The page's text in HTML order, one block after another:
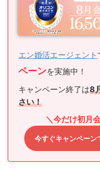
エン婚活エージェント
ペーンを実施中！
キャンペーン終了は8
さい！
＼今だけ初月
今すぐキャンペーン